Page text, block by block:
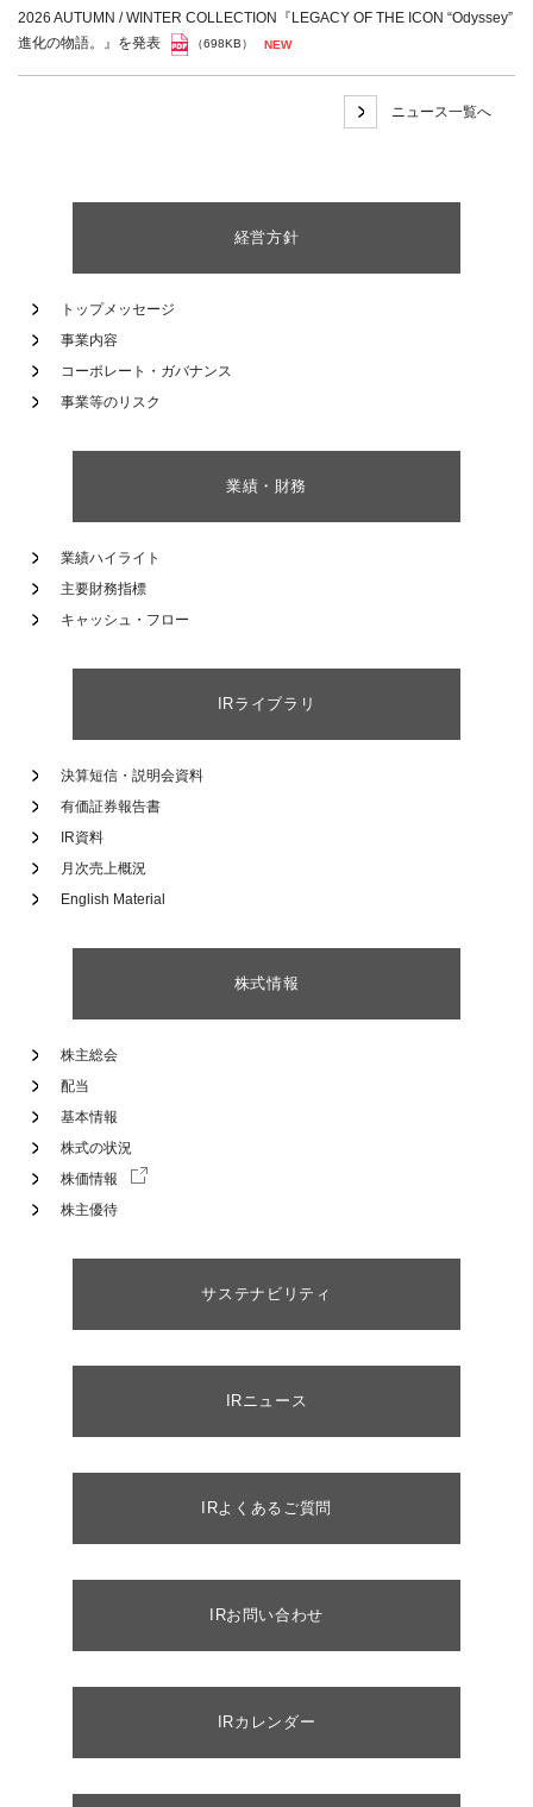
2026 AUTUMN / WINTER COLLECTION『LEGACY OF THE ICON “Odyssey”
進化の物語。』を発表
（698KB）
ニュース一覧へ
経営方針
トップメッセージ
事業内容
コーポレート・ガバナンス
事業等のリスク
業績・財務
業績ハイライト
主要財務指標
キャッシュ・フロー
IRライブラリ
決算短信・説明会資料
有価証券報告書
IR資料
月次売上概況
English Material
株式情報
株主総会
配当
基本情報
株式の状況
株価情報
株主優待
サステナビリティ
IRニュース
IRよくあるご質問
IRお問い合わせ
IRカレンダー